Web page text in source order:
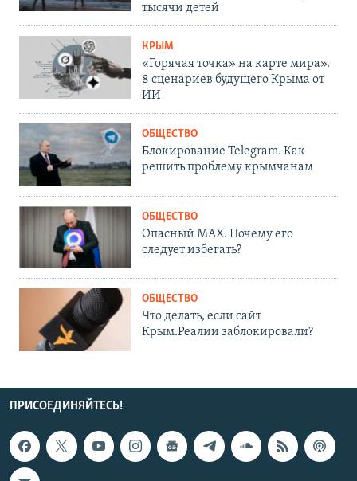
тысячи детей
КРЫМ
«Горячая точка» на карте мира».
8 сценариев будущего Крыма от
ИИ
ОБЩЕСТВО
Блокирование Telegram. Как
решить проблему крымчанам
ОБЩЕСТВО
Опасный MAX. Почему его
следует избегать?
ОБЩЕСТВО
Что делать, если сайт
Крым.Реалии заблокировали?
ПРИСОЕДИНЯЙТЕСЬ!